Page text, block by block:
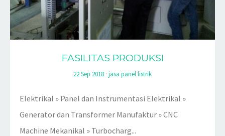
FASILITAS PRODUKSI
22 Sep 2018 · jasa panel listrik
Elektrikal » Panel dan Instrumentasi Elektrikal »
Generator dan Transformer Manufaktur » CNC
Machine Mekanikal » Turbocharg...